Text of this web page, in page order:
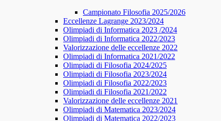
Campionato Filosofia 2025/2026
​​Eccellenze Lagrange 2023/2024
Olimpiadi di Informatica 2023 /2024
Olimpiadi di Informatica 2022/2023
Valorizzazione delle eccellenze 2022
Olimpiadi di Informatica 2021/2022
Olimpiadi di Filosofia 2024/2025
Olimpiadi di Filosofia 2023/2024
Olimpiadi di Filosofia 2022/2023
Olimpiadi di Filosofia 2021/2022
Valorizzazione delle eccellenze 2021
Olimpiadi di Matematica 2023/2024
Olimpiadi di Matematica 2022/2023